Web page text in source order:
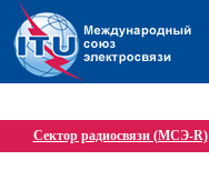
Сектор радиосвязи (МСЭ-R)